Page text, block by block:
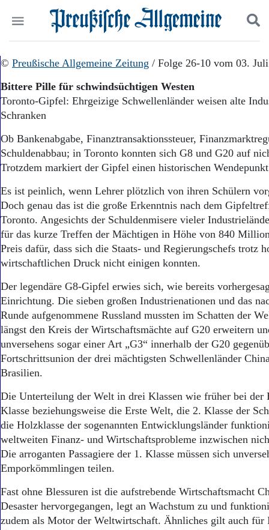
Start
Wer wir sind
Aktuelle Ausgabe
Abonnenten-Login
Abonnent werden
Abo Prämien
Archiv
Mediadaten
Politik
Wirtschaft
Panorama
Geschichte
Ostpreußen
Pommern
Schlesien
Danzig und Westpreußen
Bücher
Kontakt
Suchen und finden
© Preußische Allgemeine Zeitung / Folge 26-10 vom 03.
Bittere Pille für schwindsüchtigen Westen
Toronto-Gipfel: Ehrgeizige Schwellenländer weisen alte
Schranken
Ob Bankenabgabe, Finanztransaktionssteuer,
Schuldenabbau; in Toronto konnten sich G8 und G20 auf
Trotzdem markiert der Gipfel einen historischen
Es ist peinlich, wenn Lehrer plötzlich von ihren Schülern
Doch genau das ist die große Erkenntnis nach dem
Toronto. Angesichts der Schuldenmisere vieler
für das kurze Treffen der Mächtigen in Höhe von 840
Preis dafür, dass sich die Staats- und Regierungschefs trotz
wirtschaftlichen Druck nicht einigen konnten.
Der legendäre G8-Gipfel erwies sich, wie bereits
Einrichtung. Die sieben großen Industrienationen und das
Runde aufgenommene Russland mussten im Schatten der
längst den Kreis der Wirtschaftsmächte auf G20 erweitern
unversehens sogar einer Art „G3“ innerhalb der G20
Fortschrittsunion der drei mächtigsten Schwellenländer
Brasilien.
Die Unterteilung der Welt in drei Klassen wie früher bei der
Klasse beziehungsweise die Erste Welt, die 2. Klasse der
die Holzklasse der sogenannten Entwicklungsländer
weltweiten Finanz- und Wirtschaftsprobleme inzwischen
Die arroganten Passagiere der 1. Klasse müssen sich
Emporkömmlingen teilen.
Fast ohne Blessuren ist die aufstrebende Wirtschaftsmacht
Desaster hervorgegangen, legt an Wachstum zu und
zudem als Motor der Weltwirtschaft. Ähnliches gilt auch für